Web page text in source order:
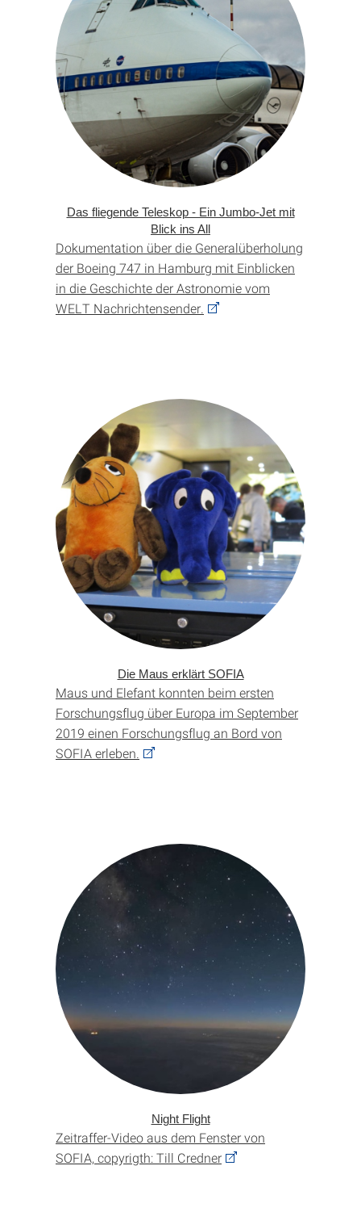
Das fliegende Teleskop - Ein Jumbo-Jet mit
Blick ins All
Dokumentation über die Generalüberholung
der Boeing 747 in Hamburg mit Einblicken
in die Geschichte der Astronomie vom
WELT Nachrichtensender.
Die Maus erklärt SOFIA
Maus und Elefant konnten beim ersten
Forschungsflug über Europa im September
2019 einen Forschungsflug an Bord von
SOFIA erleben.
Night Flight
Zeitraffer-Video aus dem Fenster von
SOFIA, copyrigth: Till Credner